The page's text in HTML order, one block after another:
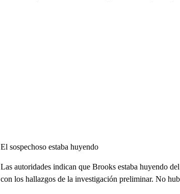
El sospechoso estaba huyendo
Las autoridades indican que Brooks estaba huyendo
con los hallazgos de la investigación preliminar. No